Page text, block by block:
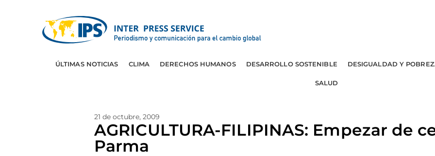
ÚLTIMAS NOTICIAS CLIMA DERECHOS HUMANOS DESARROLLO SOSTENIBLE DESIGUALDAD Y
SALUD
21 de octubre, 2009
AGRICULTURA-FILIPINAS: Empezar de
Parma